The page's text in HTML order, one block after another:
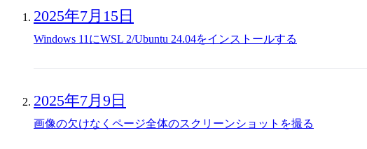
2025年7月15日
Windows 11にWSL 2/Ubuntu 24.04をインストールする
2025年7月9日
画像の欠けなくページ全体のスクリーンショットを撮る